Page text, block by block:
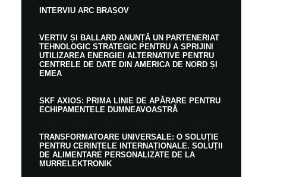
INTERVIU ARC BRAȘOV
VERTIV ȘI BALLARD ANUNȚĂ UN PARTENERIAT
TEHNOLOGIC STRATEGIC PENTRU A SPRIJINI
UTILIZAREA ENERGIEI ALTERNATIVE PENTRU
CENTRELE DE DATE DIN AMERICA DE NORD ȘI
EMEA
SKF AXIOS: PRIMA LINIE DE APĂRARE PENTRU
ECHIPAMENTELE DUMNEAVOASTRĂ
TRANSFORMATOARE UNIVERSALE: O SOLUȚIE
PENTRU CERINȚELE INTERNAȚIONALE. SOLUȚII
DE ALIMENTARE PERSONALIZATE DE LA
MURRELEKTRONIK